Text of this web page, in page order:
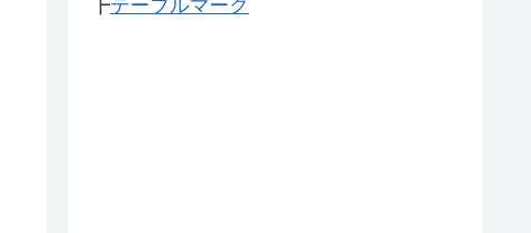
┣テーブルマーク